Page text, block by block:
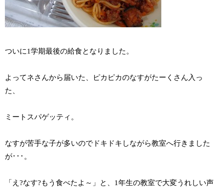
ついに1学期最後の給食となりました。
よってネさんから届いた、ピカピカのなすがたーくさん入っ
た、
ミートスパゲッティ。
なすが苦手な子が多いのでドキドキしながら教室へ行きました
が･･･。
「え?なす?もう食べたよ～」と、1年生の教室で大変うれしい声